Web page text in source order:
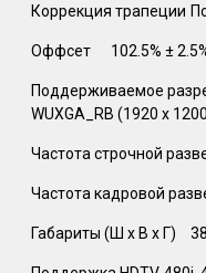
Коррекция трапеции‎
Оффсет‎ 102.5% ±
Поддерживаемое
WUXGA_RB (1920 x
Частота строчной
Частота кадровой
Габариты (Ш x В x Г)‎